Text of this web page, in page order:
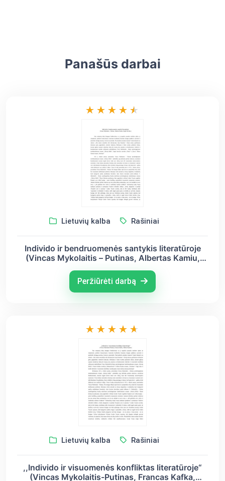
Panašūs darbai
Lietuvių kalba Rašiniai
Individo ir bendruomenės santykis literatūroje
(Vincas Mykolaitis – Putinas, Albertas Kamiu,
Peržiūrėti darbą
Lietuvių kalba Rašiniai
,,Individo ir visuomenės konfliktas literatūroje“
(Vincas Mykolaitis-Putinas, Francas Kafka,